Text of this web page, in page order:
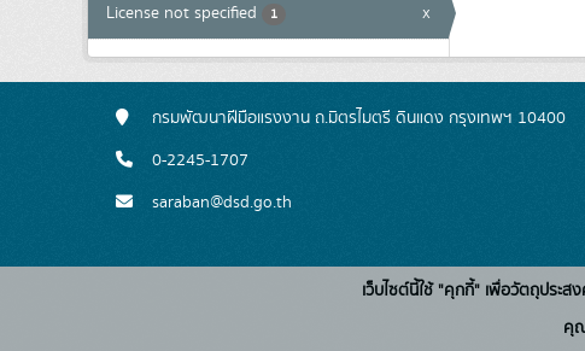
License not specified 1 x
กรมพัฒนาฝีมือแรงงาน ถ.มิตรไมตรี ดินแดง กรุงเทพฯ 10400
0-2245-1707
saraban@dsd.go.th
เว็บไซต์นี้ใช้ "คุกกี้" เพื่อวัตถุประ
คุ